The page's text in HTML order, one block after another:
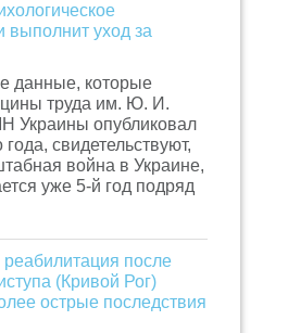
выполнит уход за
данные, которые
труда им. Ю. И.
Украины опубликовал
свидетельствуют,
война в Украине,
уже 5-й год подряд
после
(Кривой Рог)
острые последствия